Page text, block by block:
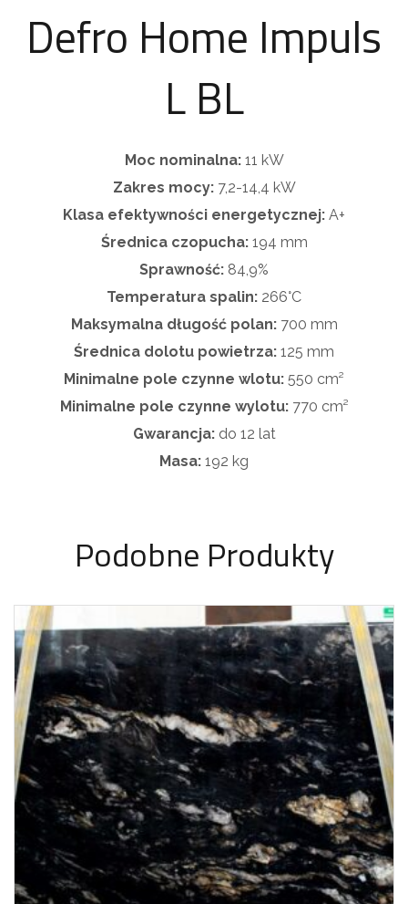
Defro Home Impuls
L BL
Moc nominalna: 11 kW
Zakres mocy: 7,2-14,4 kW
Klasa efektywności energetycznej: A+
Średnica czopucha: 194 mm
Sprawność: 84,9%
Temperatura spalin: 266°C
Maksymalna długość polan: 700 mm
Średnica dolotu powietrza: 125 mm
Minimalne pole czynne wlotu: 550 cm²
Minimalne pole czynne wylotu: 770 cm²
Gwarancja: do 12 lat
Masa: 192 kg
Podobne Produkty